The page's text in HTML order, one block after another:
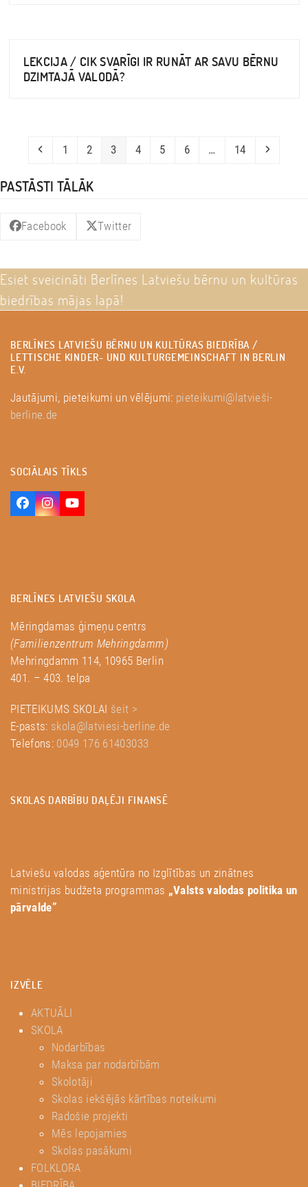
LEKCIJA / CIK SVARĪGI IR RUNĀT AR SAVU BĒRNU
DZIMTAJĀ VALODĀ?
Previous
Page
1 Page
2 Page
3 Page
4 Page
5 Page
6 … Page
14 Next
PASTĀSTI TĀLĀK
Facebook Twitter
Esiet sveicināti Berlīnes Latviešu bērnu un kultūras
biedrības mājas lapā!
BERLĪNES LATVIEŠU BĒRNU UN KULTŪRAS BIEDRĪBA /
LETTISCHE KINDER- UND KULTURGEMEINSCHAFT IN BERLIN
E.V.
Jautājumi, pieteikumi un vēlējumi: pieteikumi@latvieši-
berline.de
SOCIĀLAIS TĪKLS
Facebook
InstagramYouTube
BERLĪNES LATVIEŠU SKOLA
Mēringdamas ģimeņu centrs
(Familienzentrum Mehringdamm)
Mehringdamm 114, 10965 Berlin
401. – 403. telpa
PIETEIKUMS SKOLAI šeit >
E-pasts: skola@latviesi-berline.de
Telefons: 0049 176 61403033
SKOLAS DARBĪBU DAĻĒJI FINANSĒ
Latviešu valodas aģentūra no Izglītības un zinātnes
ministrijas budžeta programmas „Valsts valodas politika un
pārvalde”
IZVĒLE
AKTUĀLI
SKOLA
Nodarbības
Maksa par nodarbībām
Skolotāji
Skolas iekšējās kārtības noteikumi
Radošie projekti
Mēs lepojamies
Skolas pasākumi
FOLKLORA